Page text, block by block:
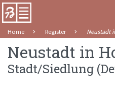
Home Register Neustadt
Neustadt in
Stadt/Siedlung (